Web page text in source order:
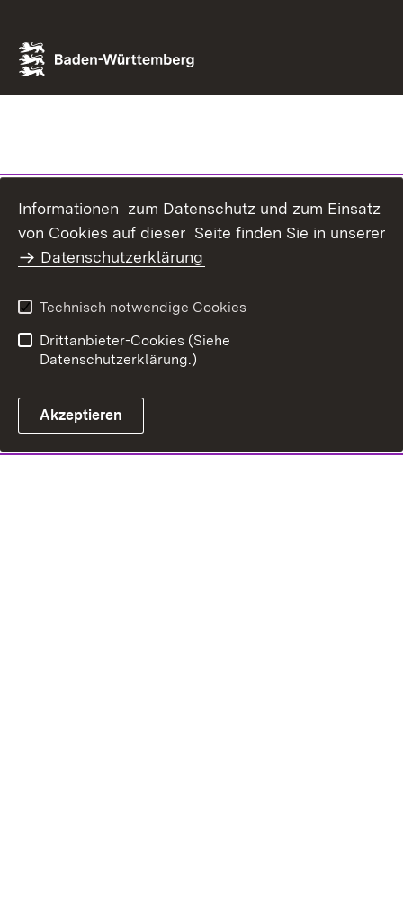
Informationen zum Datenschutz und zum Einsatz
von Cookies auf dieser Seite finden Sie in unserer
Datenschutzerklärung
Technisch notwendige Cookies
Drittanbieter-Cookies (Siehe
Datenschutzerklärung.)
Akzeptieren